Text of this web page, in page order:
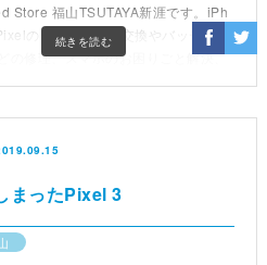
続きを読む
Store 福山TSUTAYA新涯です。iPh
のディスプレイ交換やバッテリー
どの修理、スマホのお困りごと解決、
まったPixel 3